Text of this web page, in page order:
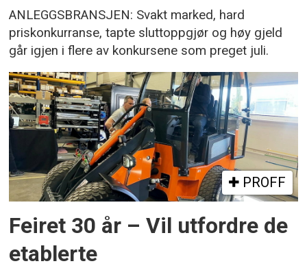
ANLEGGSBRANSJEN: Svakt marked, hard
priskonkurranse, tapte sluttoppgjør og høy gjeld
går igjen i flere av konkursene som preget juli.
PROFF
Feiret 30 år – Vil utfordre de
etablerte